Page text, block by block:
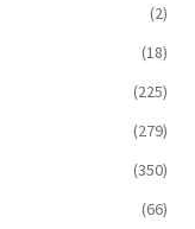
(2)
(18)
(225)
(279)
(350)
(66)